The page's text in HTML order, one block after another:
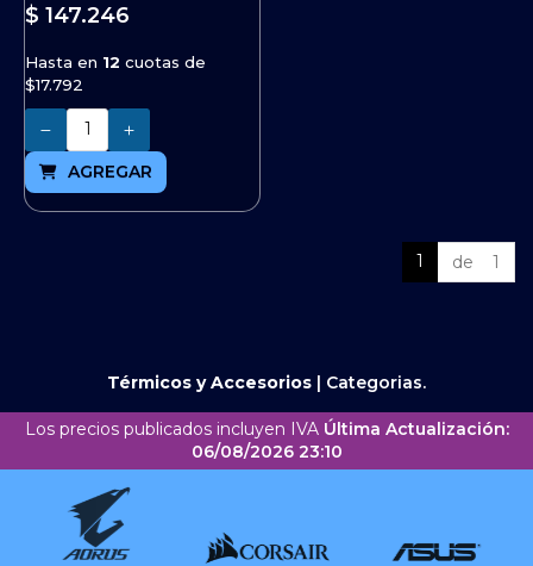
$ 147.246
Hasta en 12 cuotas de
$17.792
Cantidad
AGREGAR
1 de 1
Térmicos y Accesorios | Categorias.
Los precios publicados incluyen IVA Última Actualización:
06/08/2026 23:10